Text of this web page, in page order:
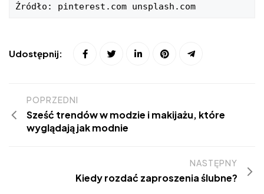
Źródło: pinterest.com unsplash.com
Udostępnij:
POPRZEDNI
Sześć trendów w modzie i makijażu, które
wyglądają jak modnie
NASTĘPNY
Kiedy rozdać zaproszenia ślubne?